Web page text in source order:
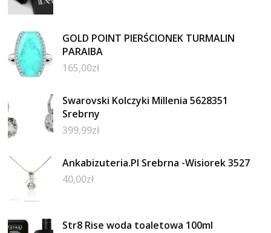
GOLD POINT PIERŚCIONEK TURMALIN
PARAIBA
165,00zł
Swarovski Kolczyki Millenia 5628351
Srebrny
399,99zł
Ankabizuteria.Pl Srebrna -Wisiorek 3527
40,00zł
Str8 Rise woda toaletowa 100ml